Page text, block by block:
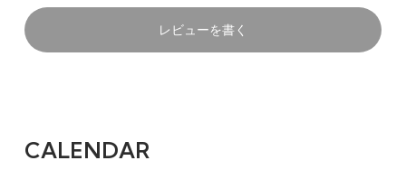
レビューを書く
CALENDAR